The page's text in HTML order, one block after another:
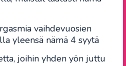
vaihdevuosien
yleensä nämä 4 syytä
joihin yhden yön juttu